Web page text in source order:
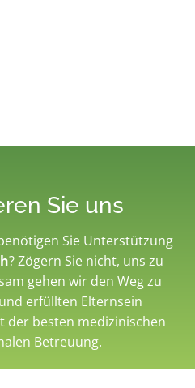
Sie uns
Sie Unterstützung
? Zögern Sie nicht, uns zu
gehen wir den Weg zu
erfüllten Elternsein
der besten medizinischen
Betreuung.